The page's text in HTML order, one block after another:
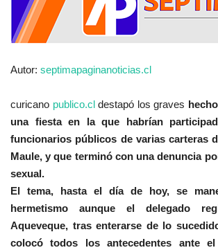
Autor: septimapaginanoticias.cl
El
curicano publico.cl destapó los graves
una fiesta en la que habrían
funcionarios públicos de varias carteras
Maule, y que terminó con una denuncia
sexual.
El tema, hasta el día de hoy, se
hermetismo aunque el delegado
Aqueveque, tras enterarse de lo
colocó todos los antecedentes ante